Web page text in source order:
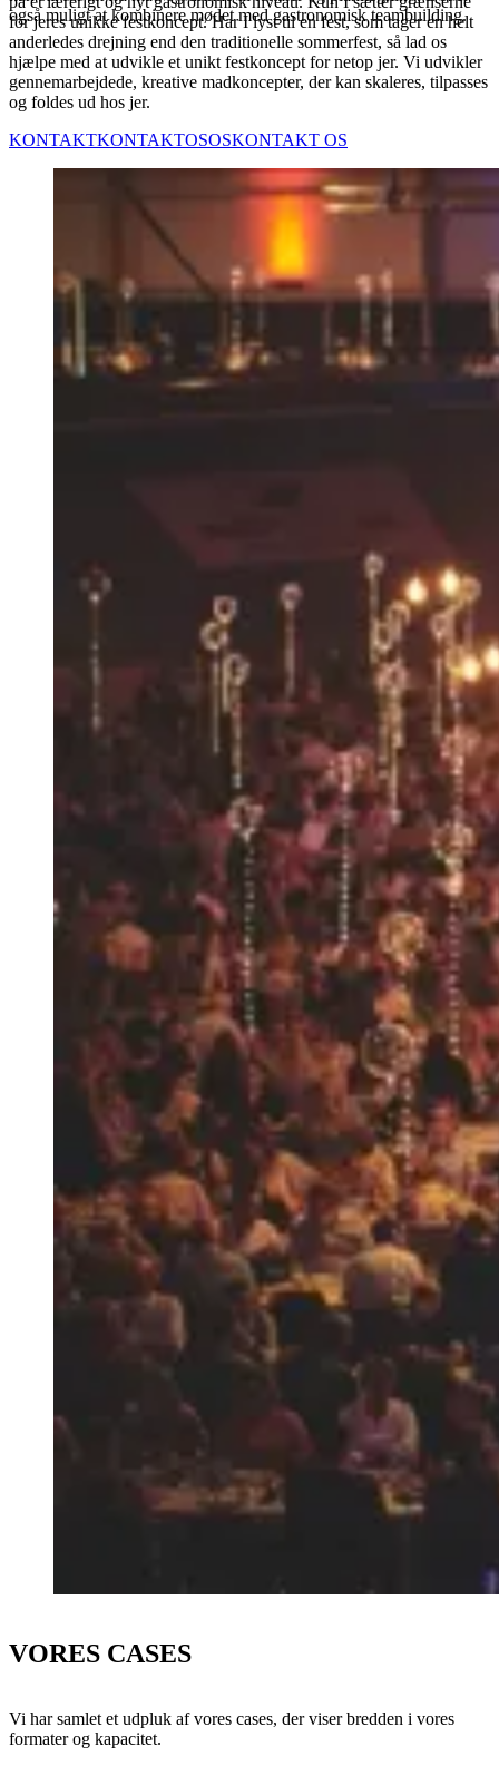
også muligt at kombinere mødet med gastronomisk teambuilding.
for jeres unikke festkoncept. Har I lyst til en fest, som tager en helt
anderledes drejning end den traditionelle sommerfest, så lad os
hjælpe med at udvikle et unikt festkoncept for netop jer. Vi udvikler
gennemarbejdede, kreative madkoncepter, der kan skaleres, tilpasses
og foldes ud hos jer.
KONTAKTKONTAKTOSOSKONTAKT OS
VORES CASES
Vi har samlet et udpluk af vores cases, der viser bredden i vores
formater og kapacitet.